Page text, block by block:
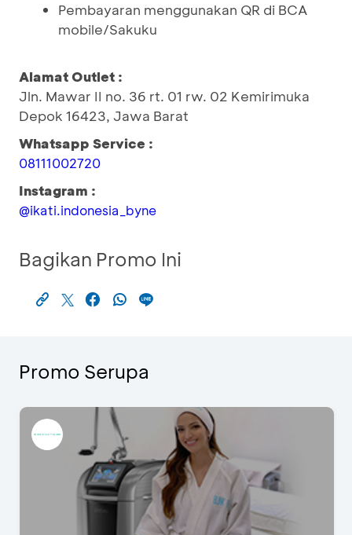
Pembayaran menggunakan QR di BCA
mobile/Sakuku
Alamat Outlet :
Jln. Mawar II no. 36 rt. 01 rw. 02 Kemirimuka
Depok 16423, Jawa Barat
Whatsapp Service :
08111002720
Instagram :
@ikati.indonesia_byne
Bagikan Promo Ini
Promo Serupa